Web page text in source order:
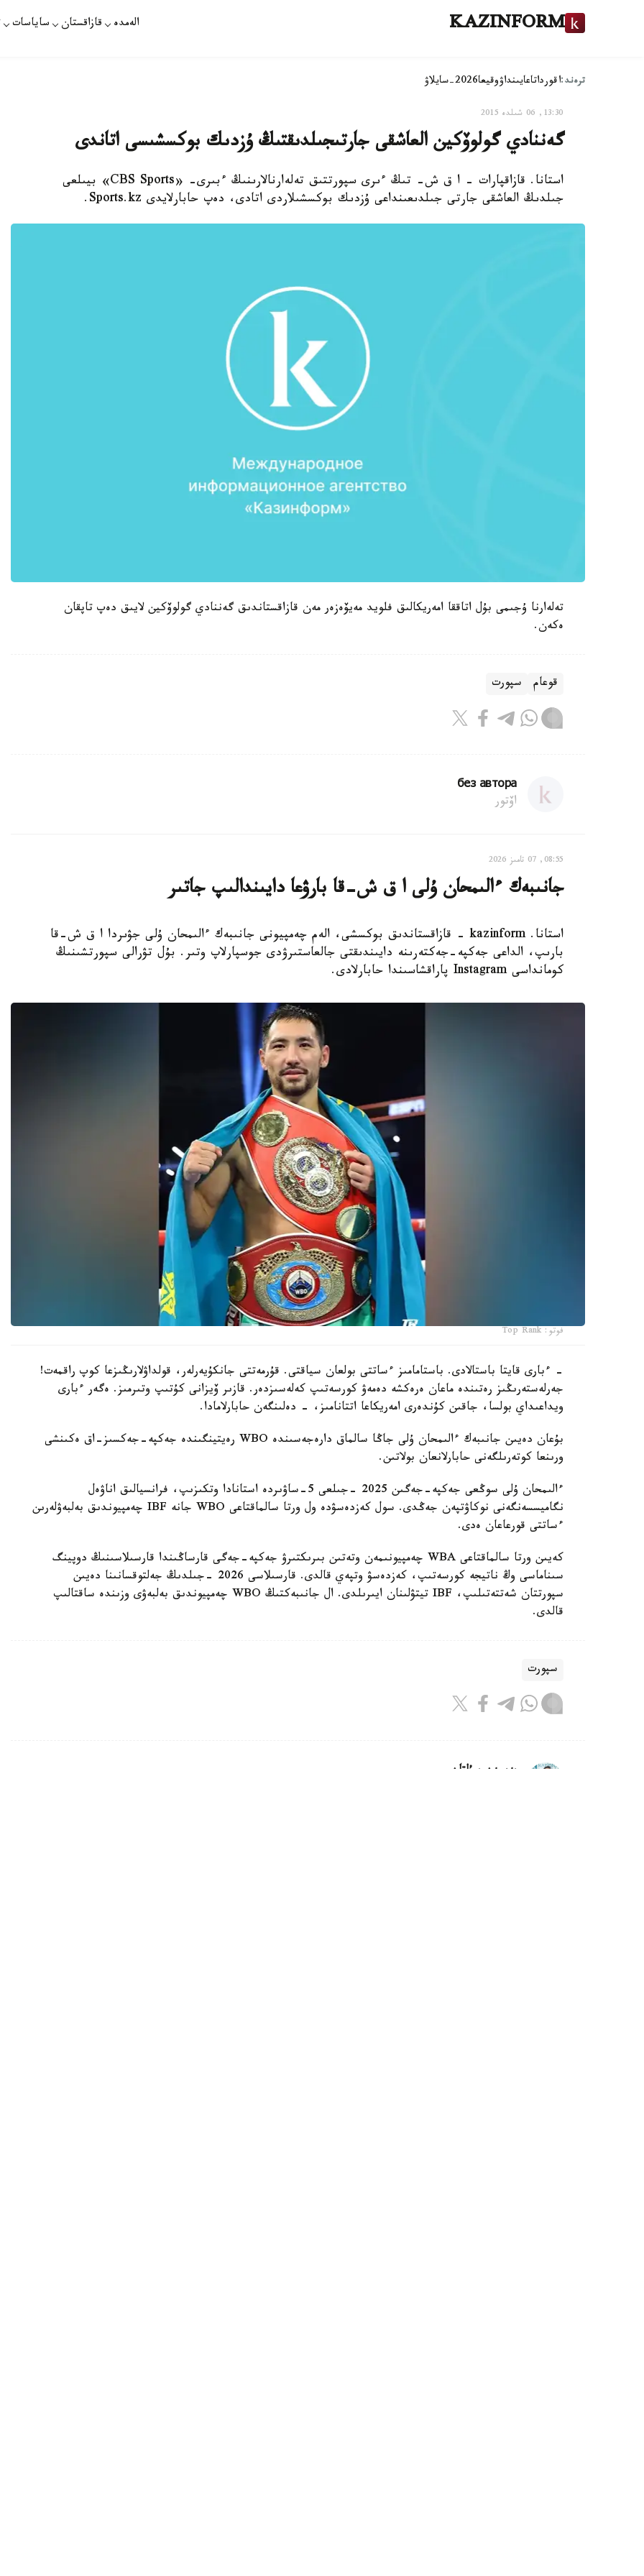
KAZINFORM الەمدە قازاقستان ساياسات
ترەند:اقورداتاعايىنداۋوقيعا2026-سايلاۋ
13:30, 06 شىلدە 2015
گەننادي گولوۆكين العاشقى جارتىجىلدىقتىڭ ۇزدىك بوكسشىسى اتاندى
استانا. قازاقپارات - ا ق ش- تىڭ ءىرى سپورتتىق تەلەارنالارىنىڭ ءبىرى- «CBS Sports» بيىلعى
جىلدىڭ العاشقى جارتى جىلدىعىنداعى ۇزدىك بوكسشىلاردى اتادى، دەپ حابارلايدى Sports.kz.
تەلەارنا ۇجىمى بۇل اتاققا امەريكالىق فلويد مەيۆەزەر مەن قازاقستاندىق گەننادي گولوۆكين لايىق دەپ تاپقان
ەكەن.
قوعام سپورت
без автора
اۆتور
08:55, 07 تامىز 2026
جانىبەك ءالىمحان ۇلى ا ق ش-قا بارۋعا دايىندالىپ جاتىر
استانا. kazinform - قازاقستاندىق بوكسشى، الەم چەمپيونى جانىبەك ءالىمحان ۇلى جۋىردا ا ق ش-قا
بارىپ، الداعى جەكپە-جەكتەرىنە دايىندىقتى جالعاستىرۋدى جوسپارلاپ وتىر. بۇل تۋرالى سپورتشىنىڭ
كومانداسى Instagram پاراقشاسىندا حابارلادى.
فوتو: Top Rank
- ءبارى قايتا باستالادى. باستامامىز ءساتتى بولعان سياقتى. قۇرمەتتى جانكۇيەرلەر، قولداۋلارىڭىزعا كوپ راقمەت!
جەرلەستەرىڭىز رەتىندە ماعان ەرەكشە دەمەۋ كورسەتىپ كەلەسىزدەر. قازىر ۆيزانى كۇتىپ وتىرمىز. ەگەر ءبارى
ويداعىداي بولسا، جاقىن كۇندەرى امەريكاعا اتتانامىز، - دەلىنگەن حابارلامادا.
بۇعان دەيىن جانىبەك ءالىمحان ۇلى جاڭا سالماق دارەجەسىندە WBO رەيتينگىندە جەكپە-جەكسىز-اق ەكىنشى
ورىنعا كوتەرىلگەنى حابارلانعان بولاتىن.
ءالىمحان ۇلى سوڭعى جەكپە-جەگىن 2025 -جىلعى 5-ساۋىردە استانادا وتكىزىپ، فرانسيالىق اناۋەل
نگاميسسەنگەنى نوكاۋتپەن جەڭدى. سول كەزدەسۋدە ول ورتا سالماقتاعى WBO جانە IBF چەمپيوندىق بەلبەۋلەرىن
ءساتتى قورعاعان ەدى.
كەيىن ورتا سالماقتاعى WBA چەمپيونىمەن وتەتىن بىرىكتىرۋ جەكپە-جەگى قارساڭىندا قارسىلاسىنىڭ دوپينگ
سىناماسى وڭ ناتيجە كورسەتىپ، كەزدەسۋ وتپەي قالدى. قارسىلاسى 2026 -جىلدىڭ جەلتوقسانىنا دەيىن
سپورتتان شەتتەتىلىپ، IBF تيتۋلىنان ايىرىلدى. ال جانىبەكتىڭ WBO چەمپيوندىق بەلبەۋى وزىندە ساقتالىپ
قالدى.
سپورت
بەيسەن سۇلتان